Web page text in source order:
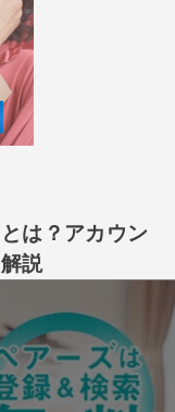
は？アカウン
説